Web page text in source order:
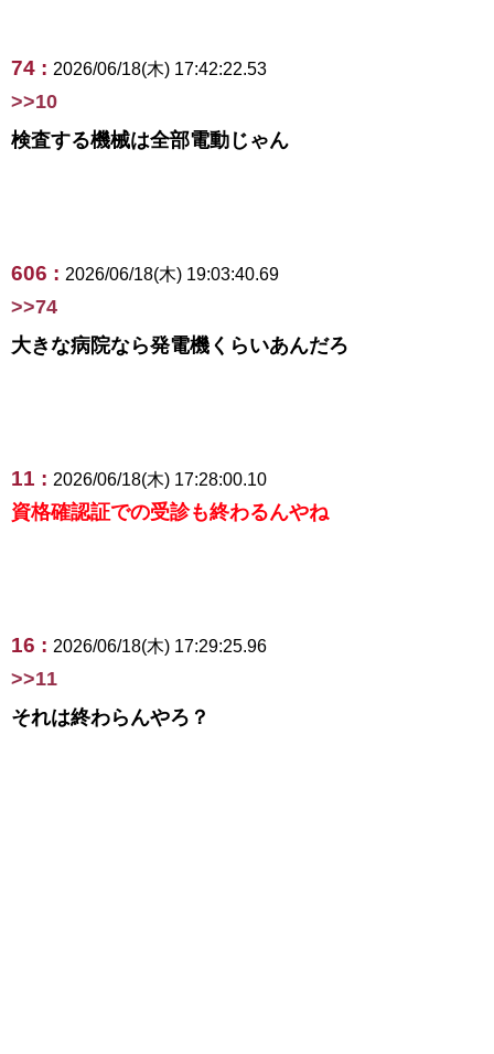
74 : 2026/06/18(木) 17:42:22.53
>>10
検査する機械は全部電動じゃん
606 : 2026/06/18(木) 19:03:40.69
>>74
大きな病院なら発電機くらいあんだろ
11 : 2026/06/18(木) 17:28:00.10
資格確認証での受診も終わるんやね
16 : 2026/06/18(木) 17:29:25.96
>>11
それは終わらんやろ？